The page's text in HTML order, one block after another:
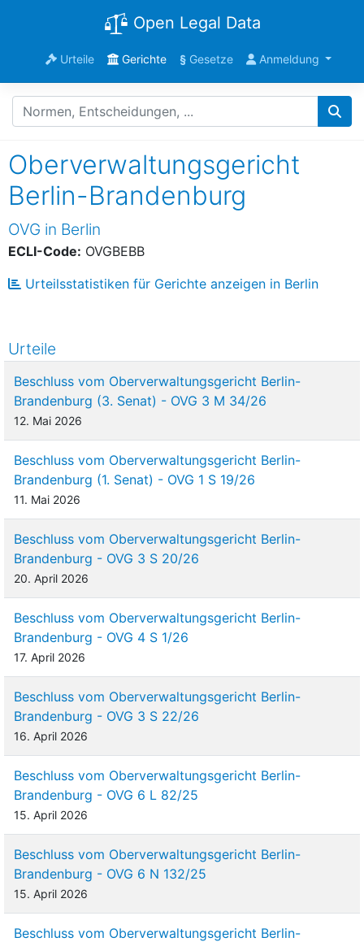
Open Legal Data
Urteile Gerichte §Gesetze Anmeldung
Oberverwaltungsgericht
Berlin-Brandenburg
OVG in Berlin
ECLI-Code: OVGBEBB
Urteilsstatistiken für Gerichte anzeigen in Berlin
Urteile
Beschluss vom Oberverwaltungsgericht Berlin-
Brandenburg (3. Senat) - OVG 3 M 34/26
12. Mai 2026
Beschluss vom Oberverwaltungsgericht Berlin-
Brandenburg (1. Senat) - OVG 1 S 19/26
11. Mai 2026
Beschluss vom Oberverwaltungsgericht Berlin-
Brandenburg - OVG 3 S 20/26
20. April 2026
Beschluss vom Oberverwaltungsgericht Berlin-
Brandenburg - OVG 4 S 1/26
17. April 2026
Beschluss vom Oberverwaltungsgericht Berlin-
Brandenburg - OVG 3 S 22/26
16. April 2026
Beschluss vom Oberverwaltungsgericht Berlin-
Brandenburg - OVG 6 L 82/25
15. April 2026
Beschluss vom Oberverwaltungsgericht Berlin-
Brandenburg - OVG 6 N 132/25
15. April 2026
Beschluss vom Oberverwaltungsgericht Berlin-